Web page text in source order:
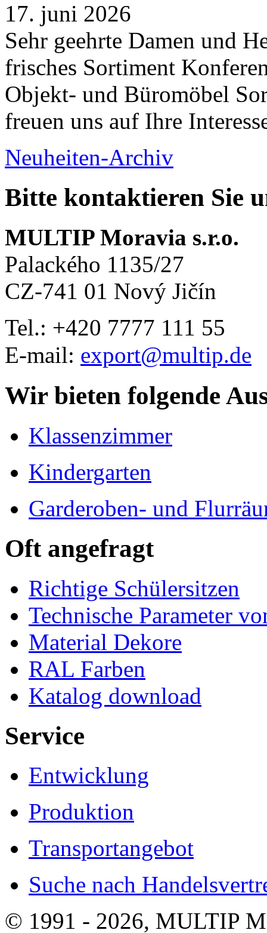
17. juni 2026
Sehr geehrte Damen und
frisches Sortiment
Objekt- und Büromöbel
freuen uns auf Ihre
Neuheiten-Archiv
Bitte kontaktieren Sie
MULTIP Moravia s.r.o.
Palackého 1135/27
CZ-741 01 Nový Jičín
Tel.: +420 7777 111 55
E-mail: export@multip.de
Wir bieten folgende
Klassenzimmer
Kindergarten
Garderoben- und
Oft angefragt
Richtige Schülersitzen
Technische Parameter
Material Dekore
RAL Farben
Katalog download
Service
Entwicklung
Produktion
Transportangebot
Suche nach
© 1991 - 2026, MULTIP